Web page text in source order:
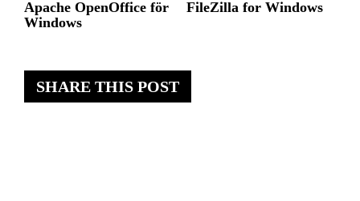
SHARE THIS POST
Apache OpenOffice för
Windows
FileZilla for Windows